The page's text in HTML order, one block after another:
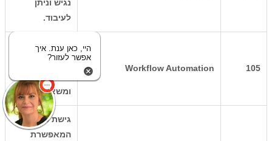
נגיש וניתן
לעיבוד.
105
Workflow Automation
מיכון תהליכי
עבודה עסקיים
ומשאבי אנוש.
גישת פיתוח
המאפשרת
היי, כאן ענת. איך
אפשר לעזור?